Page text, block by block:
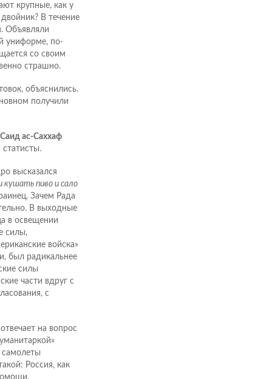
крупные, как у
В течение
Объявляли
униформе, по-
со своим
страшно.
объяснились.
получили
ас-Саххаф
высказался
кушать пиво и сало
Зачем Рада
В выходные
в освещении
силы,
войска»
был радикальнее
силы
части вдруг с
с
на вопрос
самолеты
Россия, как